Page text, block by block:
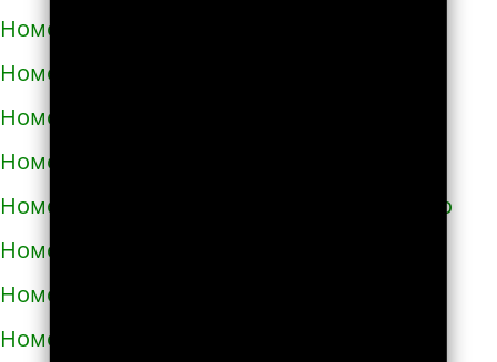
Номера телефонов такси в Самборе
Номера телефонов такси в Сарнах
Номера телефонов такси в Сваляве
Номера телефонов такси в Светловодске
Номера телефонов такси в Синельниково
Номера телефонов такси в Скадовске
Номера телефонов такси в Сквире
Номера телефонов такси в Славуте